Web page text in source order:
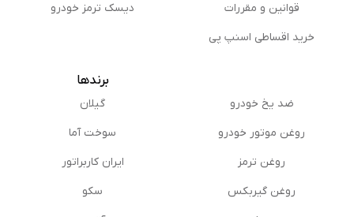
قوانین و مقررات
خرید اقساطی اسنپ پی
دیسک ترمز خودرو
ضد یخ خودرو
روغن موتور خودرو
روغن ترمز
روغن گیربكس
برندها
گیلان
سوخت آما
ایران کاربراتور
سکو